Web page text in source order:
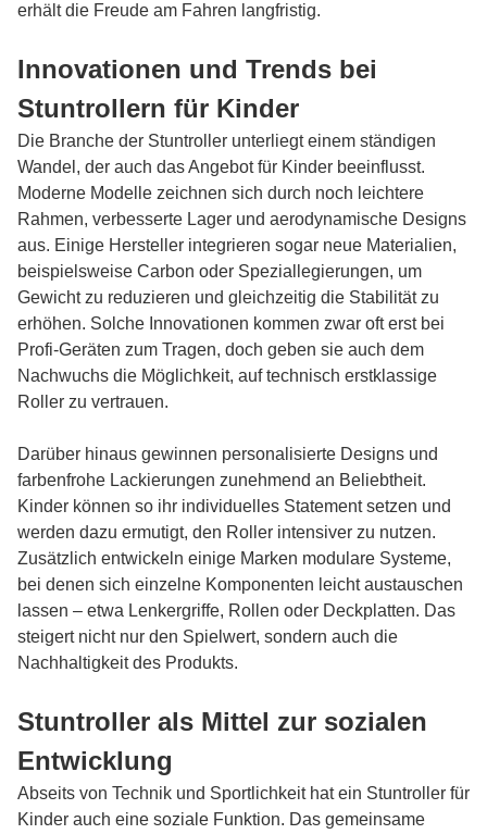
erhält die Freude am Fahren langfristig.
Innovationen und Trends bei
Stuntrollern für Kinder
Die Branche der Stuntroller unterliegt einem ständigen
Wandel, der auch das Angebot für Kinder beeinflusst.
Moderne Modelle zeichnen sich durch noch leichtere
Rahmen, verbesserte Lager und aerodynamische Designs
aus. Einige Hersteller integrieren sogar neue Materialien,
beispielsweise Carbon oder Speziallegierungen, um
Gewicht zu reduzieren und gleichzeitig die Stabilität zu
erhöhen. Solche Innovationen kommen zwar oft erst bei
Profi-Geräten zum Tragen, doch geben sie auch dem
Nachwuchs die Möglichkeit, auf technisch erstklassige
Roller zu vertrauen.
Darüber hinaus gewinnen personalisierte Designs und
farbenfrohe Lackierungen zunehmend an Beliebtheit.
Kinder können so ihr individuelles Statement setzen und
werden dazu ermutigt, den Roller intensiver zu nutzen.
Zusätzlich entwickeln einige Marken modulare Systeme,
bei denen sich einzelne Komponenten leicht austauschen
lassen – etwa Lenkergriffe, Rollen oder Deckplatten. Das
steigert nicht nur den Spielwert, sondern auch die
Nachhaltigkeit des Produkts.
Stuntroller als Mittel zur sozialen
Entwicklung
Abseits von Technik und Sportlichkeit hat ein Stuntroller für
Kinder auch eine soziale Funktion. Das gemeinsame